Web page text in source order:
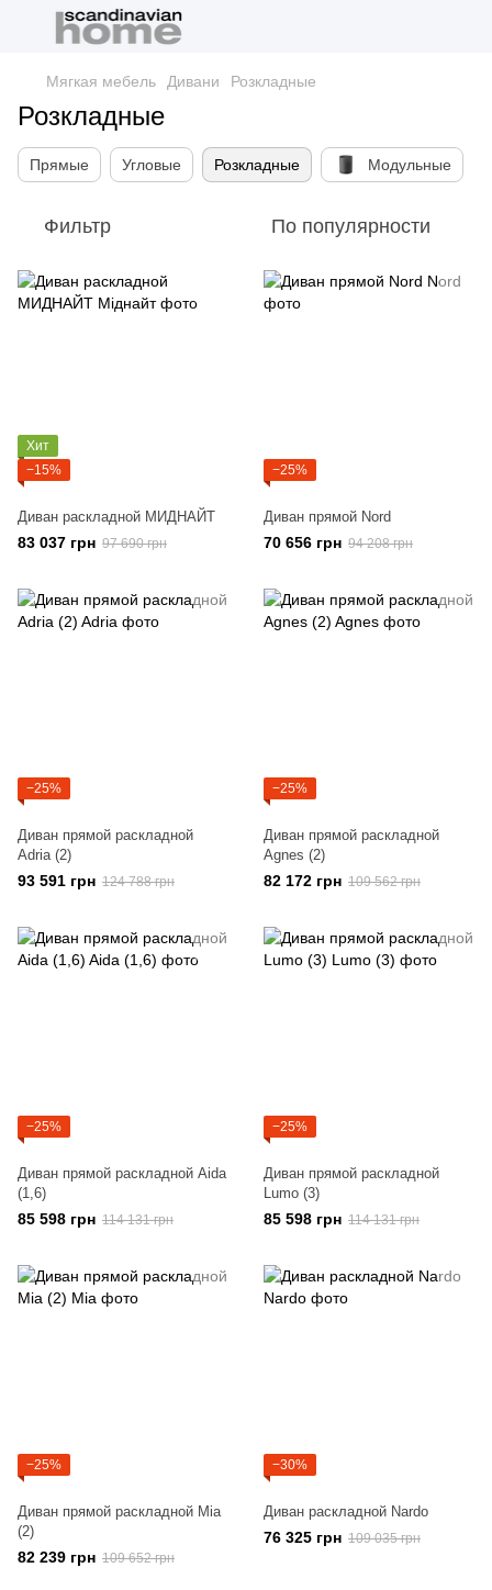
Мягкая мебель Дивани Розкладные
Розкладные
Прямые Угловые Розкладные Модульные
Фильтр По популярности
Хит
−15%
Диван раскладной МИДНАЙТ
83 037 грн 97 690 грн
−25%
Диван прямой Nord
70 656 грн 94 208 грн
−25%
Диван прямой раскладной
Adria (2)
93 591 грн 124 788 грн
−25%
Диван прямой раскладной
Agnes (2)
82 172 грн 109 562 грн
−25%
Диван прямой раскладной Aida
(1,6)
85 598 грн 114 131 грн
−25%
Диван прямой раскладной
Lumo (3)
85 598 грн 114 131 грн
−25%
Диван прямой раскладной Mia
(2)
82 239 грн 109 652 грн
−30%
Диван раскладной Nardo
76 325 грн 109 035 грн